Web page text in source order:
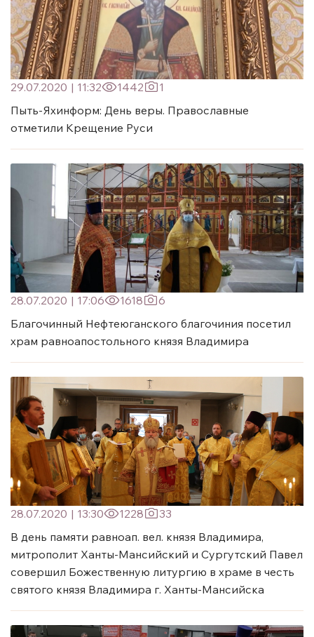
29.07.2020 | 11:32 1442
1
Пыть-Яхинформ: День веры. Православные
отметили Крещение Руси
28.07.2020 | 17:06 1618
6
Благочинный Нефтеюганского благочиния посетил
храм равноапостольного князя Владимира
28.07.2020 | 13:30 1228
33
В день памяти равноап. вел. князя Владимира,
митрополит Ханты-Мансийский и Сургутский Павел
совершил Божественную литургию в храме в честь
святого князя Владимира г. Ханты-Мансийска